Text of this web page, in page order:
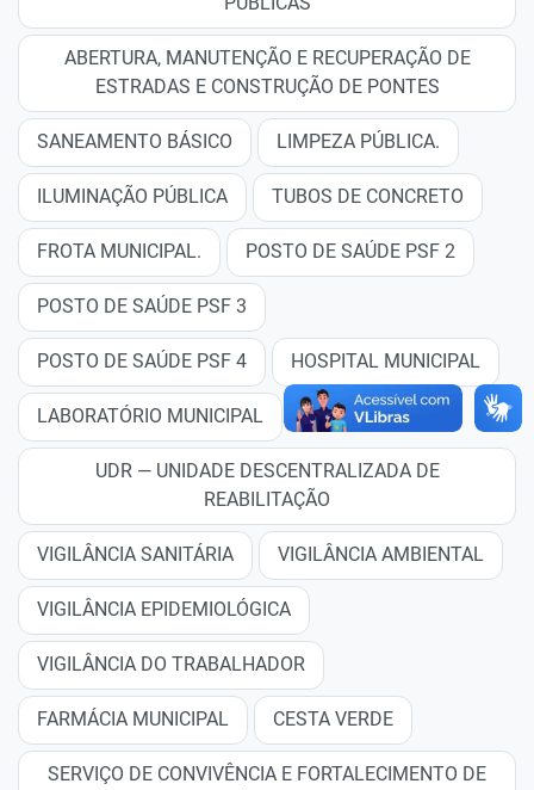
ABERTURA, MANUTENÇÃO E RECUPERAÇÃO DE
ESTRADAS E CONSTRUÇÃO DE PONTES
SANEAMENTO BÁSICO LIMPEZA PÚBLICA.
ILUMINAÇÃO PÚBLICA TUBOS DE CONCRETO
FROTA MUNICIPAL. POSTO DE SAÚDE PSF 2
POSTO DE SAÚDE PSF 3
POSTO DE SAÚDE PSF 4 HOSPITAL MUNICIPAL
LABORATÓRIO MUNICIPAL
UDR — UNIDADE DESCENTRALIZADA DE
REABILITAÇÃO
VIGILÂNCIA SANITÁRIA VIGILÂNCIA AMBIENTAL
VIGILÂNCIA EPIDEMIOLÓGICA
VIGILÂNCIA DO TRABALHADOR
FARMÁCIA MUNICIPAL CESTA VERDE
SERVIÇO DE CONVIVÊNCIA E FORTALECIMENTO DE